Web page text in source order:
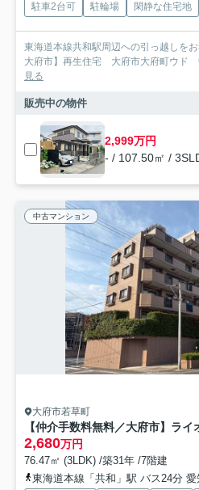
駐車2台可 駐輪場 閑静な住宅地
東海道本線共和駅周辺への引っ越しを
大府市】再生住宅 大府市大府町ウド
見る
販売中の物件
2,999万円
- / 107.50㎡ /
中古マンション
大府市若草町
2,680万円
76.47㎡ (3LDK) /築31年 /7階建
東海道本線「共和」駅 バス24分 愛知